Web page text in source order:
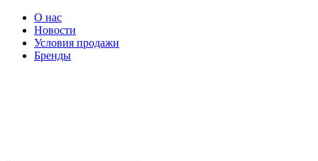
О нас
Новости
Условия продажи
Бренды